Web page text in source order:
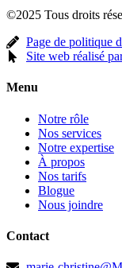
©2025 Tous droits
Page de politique
Site web réalisé
Menu
Notre rôle
Nos services
Notre expertise
À propos
Nos tarifs
Blogue
Nous joindre
Contact